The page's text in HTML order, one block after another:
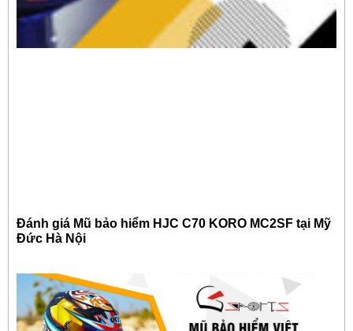
Đánh giá Mũ bảo hiểm HJC C70 KORO MC2SF tại Mỹ
Đức Hà Nội